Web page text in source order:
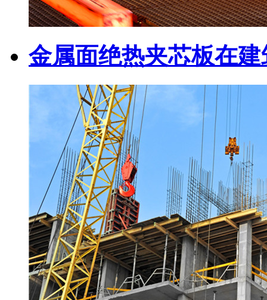
金属面绝热夹芯板在